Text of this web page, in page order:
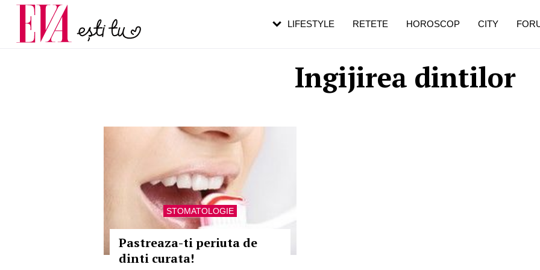
Ingijirea dintilor
STOMATOLOGIE
Pastreaza-ti periuta de
dinti curata!
LIFESTYLE RETETE HOROSCOP CITY
Carieră
Actualitate
pe măsură ce înaintezi în vârstă